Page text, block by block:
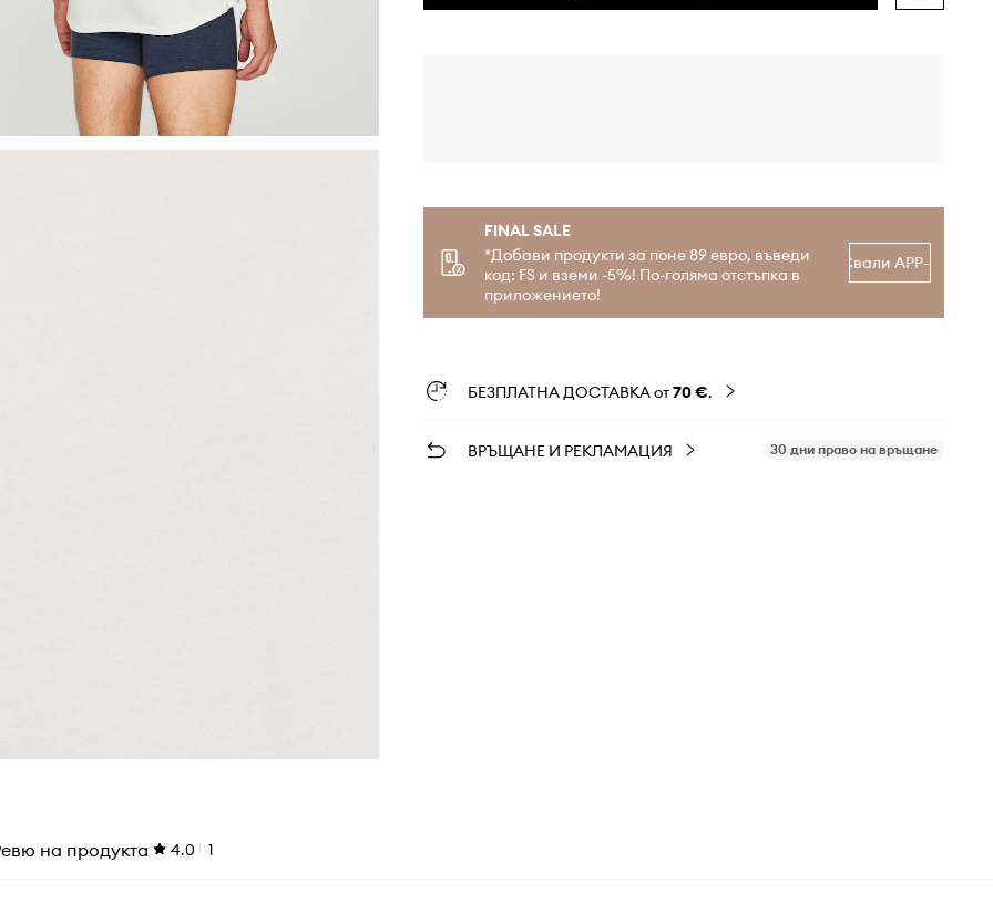
FINAL SALE
*Добави продукти за поне 89 евро, въведи
код: FS и вземи -5%! По-голяма отстъпка в
приложението!
Свали APP-а
БЕЗПЛАТНА ДОСТАВКА от70 €.
ВРЪЩАНЕ И РЕКЛАМАЦИЯ 30 дни право на връщане
на продукта 4.0 1